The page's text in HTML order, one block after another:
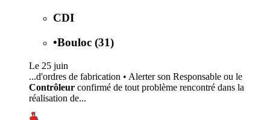
CDI
•Bouloc (31)
Le 25 juin
...d'ordres de fabrication • Alerter son Responsable ou le
Contrôleur confirmé de tout problème rencontré dans la
réalisation de...